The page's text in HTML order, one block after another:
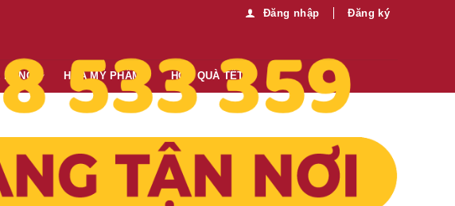
Đăng nhập Đăng ký
HÓA MỸ PHẨM HỘP QUÀ TẾT
Cũ nhất